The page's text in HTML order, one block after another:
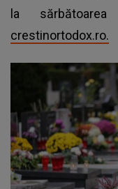
la
crestinortodox.ro.